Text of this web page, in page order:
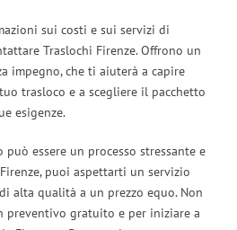
sui costi e sui servizi di
Traslochi Firenze. Offrono un
impegno, che ti aiuterà a capire
trasloco e a scegliere il pacchetto
esigenze.
essere un processo stressante e
puoi aspettarti un servizio
alta qualità a un prezzo equo. Non
preventivo gratuito e per iniziare a